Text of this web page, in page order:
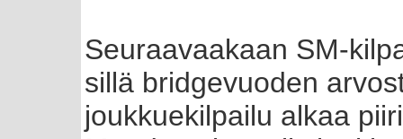
Seuraavaakaan SM-
sillä bridgevuoden
joukkuekilpailu alkaa